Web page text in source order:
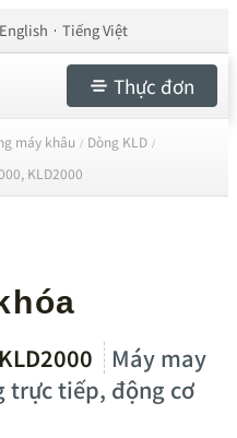
English Tiếng Việt
Thực đơn
máy khâu / Dòng KLD /
KLD2000
Máy may
trực tiếp, động cơ